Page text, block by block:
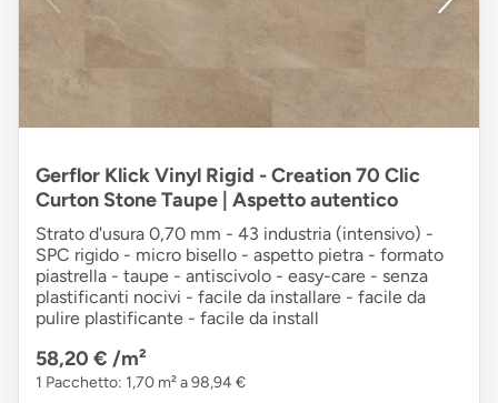
Gerflor Klick Vinyl Rigid - Creation 70 Clic
Curton Stone Taupe | Aspetto autentico
Strato d'usura 0,70 mm - 43 industria (intensivo) -
SPC rigido - micro bisello - aspetto pietra - formato
piastrella - taupe - antiscivolo - easy-care - senza
plastificanti nocivi - facile da installare - facile da
pulire plastificante - facile da install
58,20 € /m²
1 Pacchetto: 1,70 m² a 98,94 €